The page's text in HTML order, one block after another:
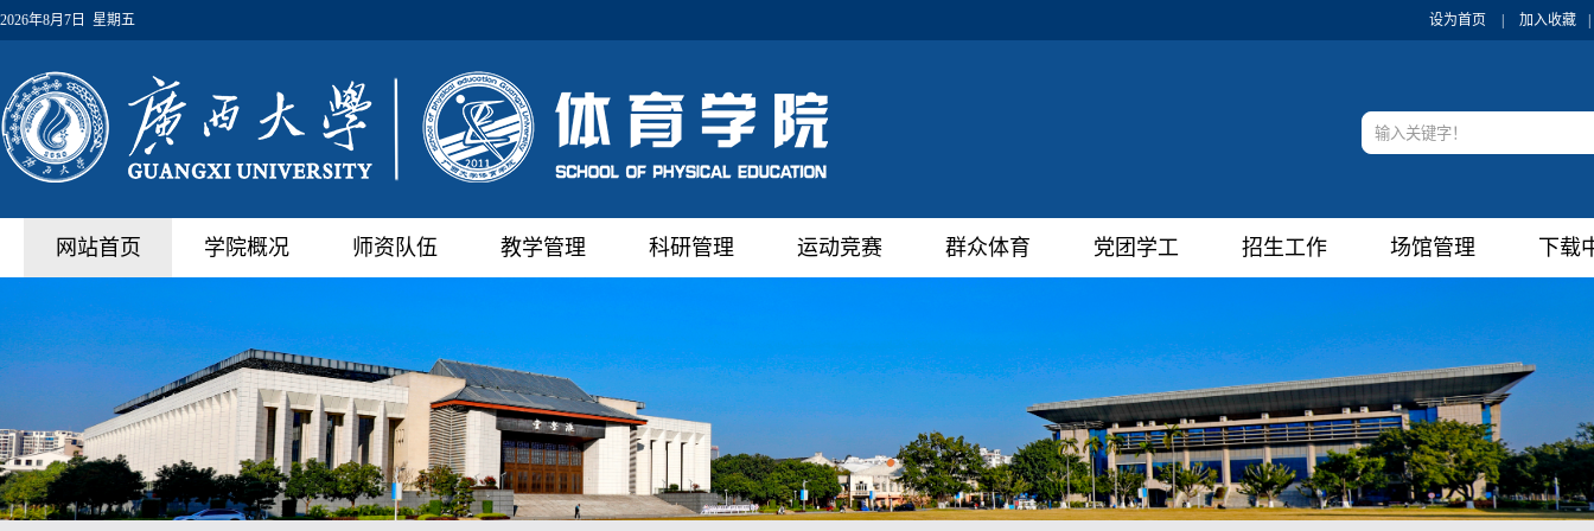
2026年8月7日 星期五 设为首页 加入收藏
网站首页 学院概况 师资队伍 教学管理 科研管理 运动竞赛 群众体育 党团学工 招生工作 场馆管理 下载